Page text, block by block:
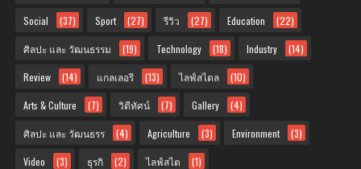
Social (37) Sport (27) รีวิว (27) Education (22)
ศิลปะ และ วัฒนธรรม (19) Technology (18) Industry (14)
Review (14) แกลเลอรี (13) ไลฟ์สไตล (10)
Arts & Culture (7) วิดีทัศน์ (7) Gallery (4)
ศิลปะ และ วัฒนธรร (4) Agriculture (3) Environment (3)
Video (3) ธุรกิ (2) ไลฟ์สไต (1)